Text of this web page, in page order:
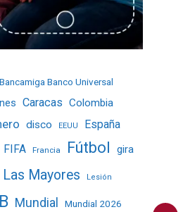
Bancamiga Banco Universal
Caracas Colombia
disco EEUU España
FIFA Francia Fútbol gira
Las Mayores Lesión
Mundial Mundial 2026